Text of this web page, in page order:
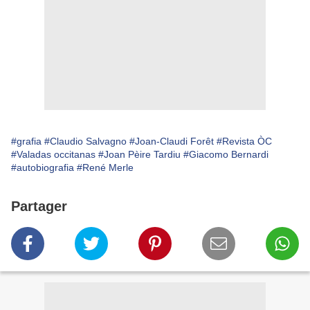
#grafia #Claudio Salvagno #Joan-Claudi Forêt #Revista ÒC
#Valadas occitanas #Joan Pèire Tardiu #Giacomo Bernardi
#autobiografia #René Merle
Partager